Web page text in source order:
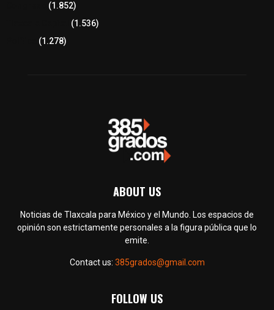
(1.852)
(1.536)
(1.278)
ABOUT US
Noticias de Tlaxcala para México y el Mundo. Los espacios de
opinión son estrictamente personales a la figura pública que lo
emite.
Contact us: 385grados@gmail.com
FOLLOW US